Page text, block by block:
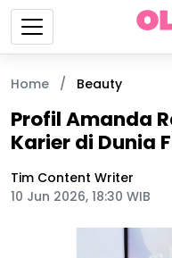
Home / Beauty
Profil Amanda
Karier di Dunia
Tim Content Writer
10 Jun 2026, 18:30 WIB